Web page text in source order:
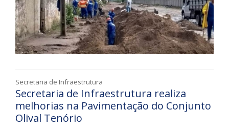
Secretaria de Infraestrutura
Secretaria de Infraestrutura realiza
melhorias na Pavimentação do Conjunto
Olival Tenório